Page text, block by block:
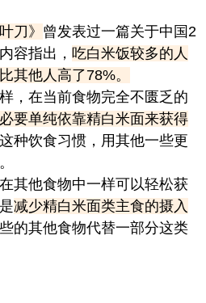
刀》 曾发表过一篇关于中国2
容指出， 吃白米饭较多的人
其他人高了78%。
，在当前食物完全不匮乏的
要单纯依靠精白米面来获得
种饮食习惯，用其他一些更
其他食物中一样可以轻松获
减少精白米面类主食的摄入
的其他食物代替一部分这类